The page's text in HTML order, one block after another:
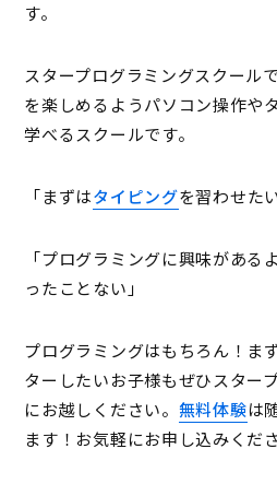
す。
スタープログラミングスクール
を楽しめるようパソコン操作や
学べるスクールです。
「まずはタイピングを習わせたい
「プログラミングに興味がある
ったことない」
プログラミングはもちろん！ま
ターしたいお子様もぜひスター
にお越しください。 無料体験は
ます！お気軽にお申し込みくだ